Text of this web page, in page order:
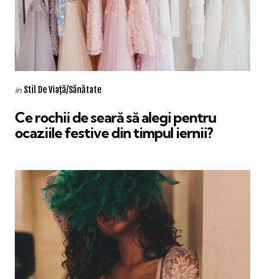
Categories
Posted
in Stil De Viaţă/Sănătate
Ce rochii de seară să alegi pentru
ocaziile festive din timpul iernii?